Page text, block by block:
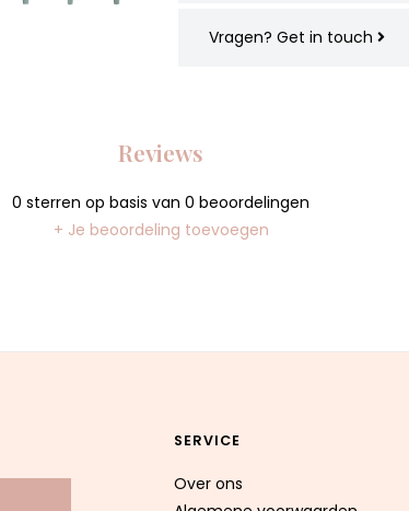
Vragen? Get in touch
Reviews
0 sterren op basis van 0 beoordelingen
+ Je beoordeling toevoegen
SERVICE
Over ons